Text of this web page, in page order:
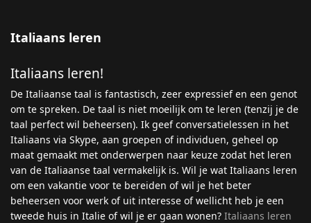
Italiaans leren
Italiaans leren!
De Italiaanse taal is fantastisch, zeer expressief en een genot
om te spreken. De taal is niet moeilijk om te leren (tenzij je de
taal perfect wil beheersen). Ik geef conversatielessen in het
Italiaans via Skype, aan groepen of individuen, geheel op
maat gemaakt met onderwerpen naar keuze zodat het leren
van de Italiaanse taal vermakelijk is. Wil je wat Italiaans leren
om een vakantie voor te bereiden of wil je het beter
beheersen voor werk of uit interesse of wellicht heb je een
tweede huis in Italie of wil je er gaan wonen? Italiaans leren